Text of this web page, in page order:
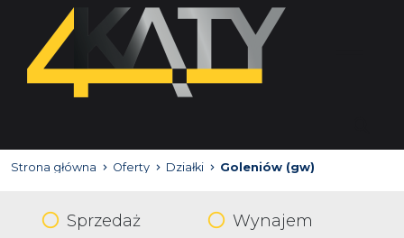
Strona główna Oferty Działki Goleniów (gw)
Sprzedaż
Wynajem